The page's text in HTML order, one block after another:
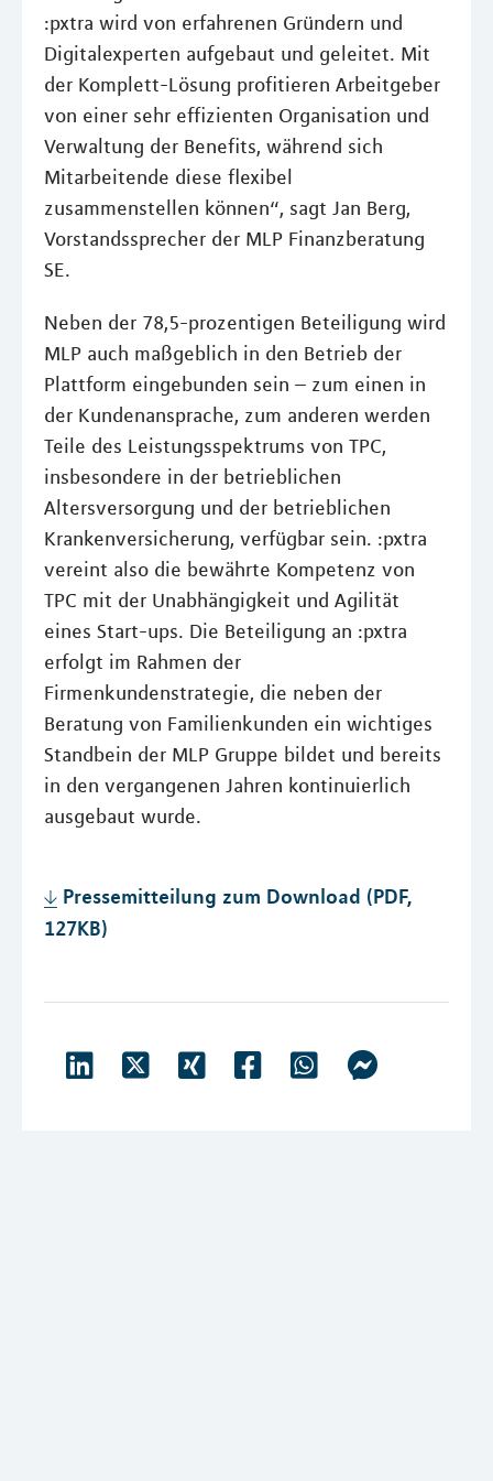
:pxtra wird von erfahrenen Gründern und
Digitalexperten aufgebaut und geleitet. Mit
der Komplett-Lösung profitieren Arbeitgeber
von einer sehr effizienten Organisation und
Verwaltung der Benefits, während sich
Mitarbeitende diese flexibel
zusammenstellen können“, sagt Jan Berg,
Vorstandssprecher der MLP Finanzberatung
SE.
Neben der 78,5-prozentigen Beteiligung wird
MLP auch maßgeblich in den Betrieb der
Plattform eingebunden sein – zum einen in
der Kundenansprache, zum anderen werden
Teile des Leistungsspektrums von TPC,
insbesondere in der betrieblichen
Altersversorgung und der betrieblichen
Krankenversicherung, verfügbar sein. :pxtra
vereint also die bewährte Kompetenz von
TPC mit der Unabhängigkeit und Agilität
eines Start-ups. Die Beteiligung an :pxtra
erfolgt im Rahmen der
Firmenkundenstrategie, die neben der
Beratung von Familienkunden ein wichtiges
Standbein der MLP Gruppe bildet und bereits
in den vergangenen Jahren kontinuierlich
ausgebaut wurde.
Pressemitteilung zum Download (PDF,
127KB)